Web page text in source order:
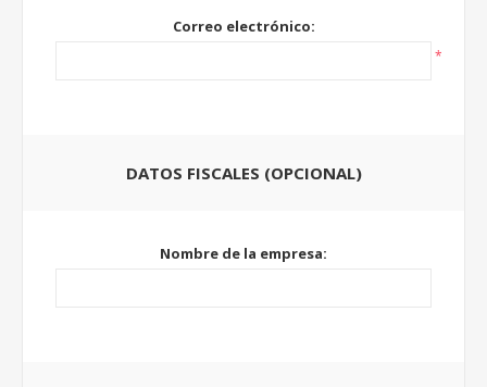
Correo electrónico:
*
DATOS FISCALES (OPCIONAL)
Nombre de la empresa: